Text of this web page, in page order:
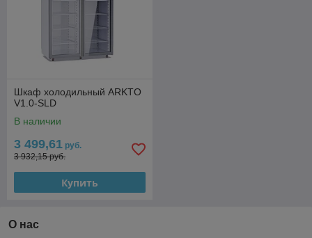
Шкаф холодильный ARKTO
V1.0-SLD
В наличии
3 499,61 руб.
3 932,15 руб.
Купить
О нас